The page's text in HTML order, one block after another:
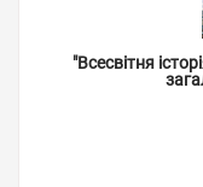
"Всесвітня